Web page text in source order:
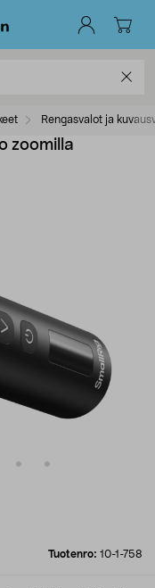
Rengasvalot ja
zoomilla
Tuotenro: 10-1-758